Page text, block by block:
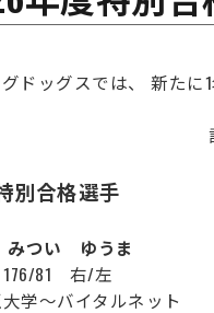
ドッグスでは、 新たに
別合格選手
つい ゆうま
81 右/左
学～バイタルネット